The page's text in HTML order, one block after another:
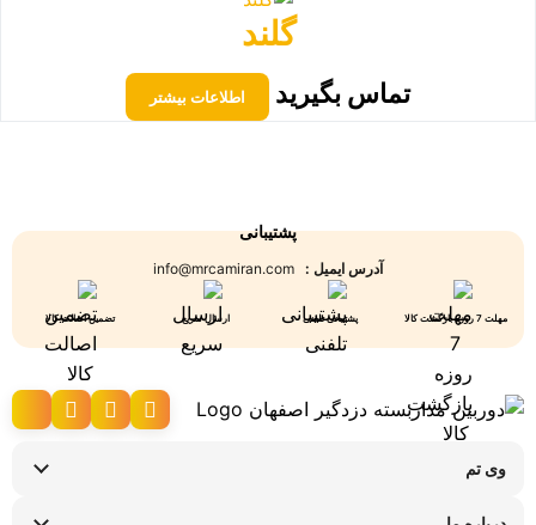
گلند
تماس بگیرید اطلاعات بیشتر
پشتیبانی
آدرس ایمیل :
مهلت 7 روزه بازگشت کالا پشتیبانی تلفنی ارسال سریع تضمین اصالت کالا
وی تم